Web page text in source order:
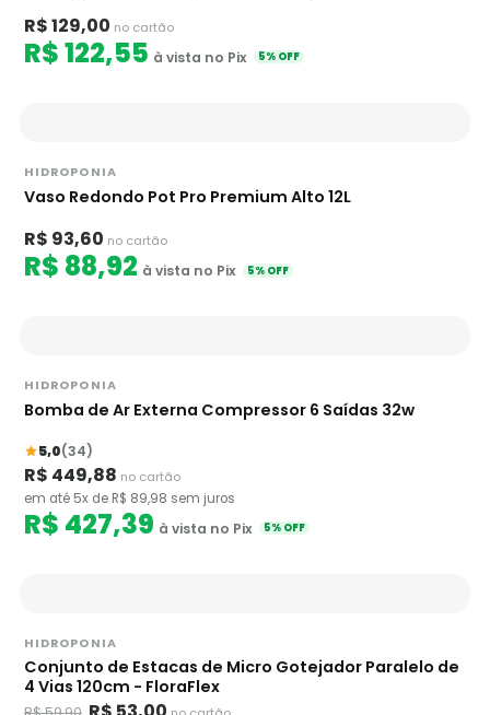
R$ 129,00 no cartão
R$ 122,55 à vista no Pix 5% OFF
HIDROPONIA
Vaso Redondo Pot Pro Premium Alto 12L
R$ 93,60 no cartão
R$ 88,92 à vista no Pix 5% OFF
HIDROPONIA
Bomba de Ar Externa Compressor 6 Saídas 32w
5,0(34)
R$ 449,88 no cartão
em até 5x de R$ 89,98 sem juros
R$ 427,39 à vista no Pix 5% OFF
HIDROPONIA
Conjunto de Estacas de Micro Gotejador Paralelo de
4 Vias 120cm - FloraFlex